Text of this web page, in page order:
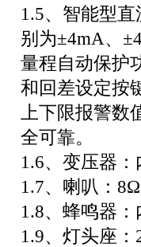
1.5、智能型
别为±4mA、
量程自动保护
和回差设定按
上下限报警
全可靠。
1.6、变压器
1.7、喇叭：
1.8、蜂鸣器
1.9、灯头座